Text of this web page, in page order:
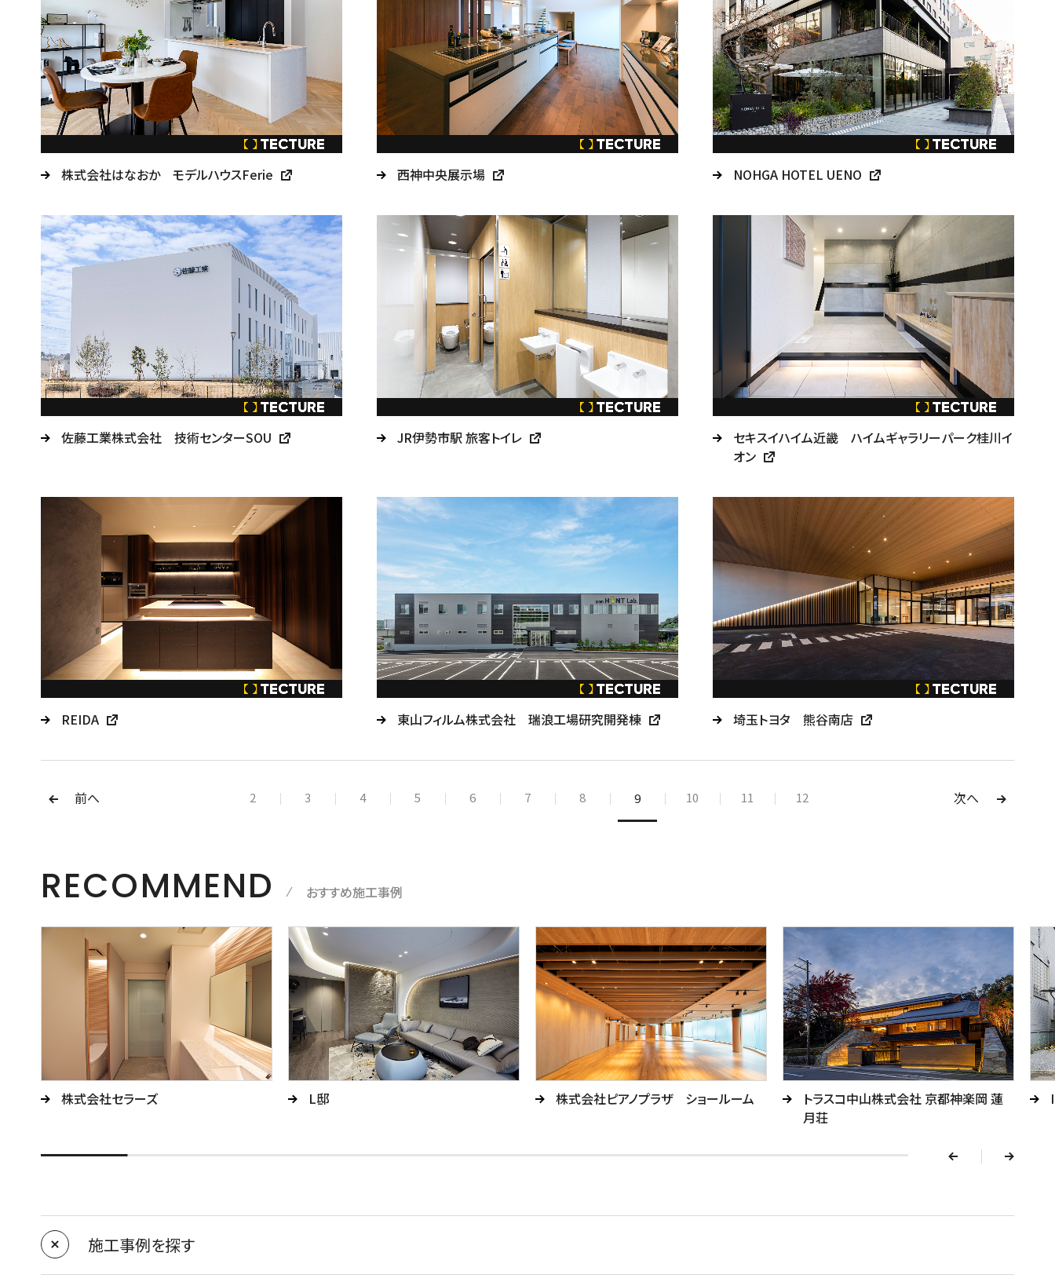
株式会社はなおか モデルハウスFerie 西神中央展示場 NOHGA HOTEL UENO
佐藤工業株式会社 技術センターSOU JR伊勢市駅 旅客トイレ
セキスイハイム近畿 ハイムギャラリーパーク桂川イ
オン
REIDA 東山フィルム株式会社 瑞浪工場研究開発棟 埼玉トヨタ 熊谷南店
前へ 2 3 4 5 6 7 8 9 10 11 12 次へ
RECOMMEND おすすめ施工事例
株式会社セラーズ L邸 株式会社ピアノプラザ ショールーム
トラスコ中山株式会社 京都神楽岡 蓮
月荘
e
v
n
施工事例を探す